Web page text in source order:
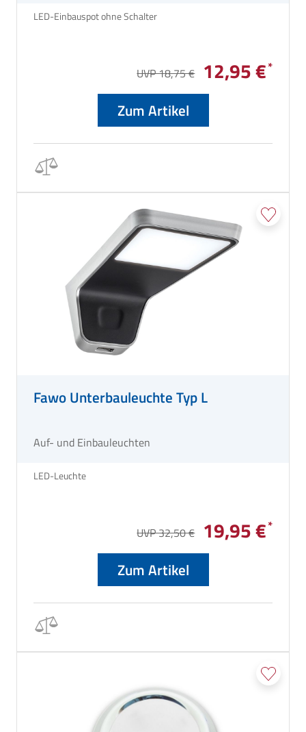
UVP 18,75 € 12,95 €
Zum Artikel
Fawo Unterbauleuchte Typ L
Auf- und Einbauleuchten
UVP 32,50 € 19,95 €
Zum Artikel